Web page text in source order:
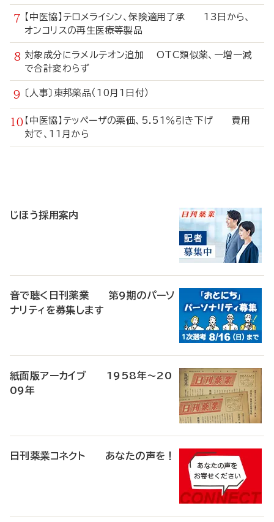
【中医協】テロメライシン、保険適用了承 13日から、
オンコリスの再生医療等製品
対象成分にラメルテオン追加 OTC類似薬、一増一減
で合計変わらず
〔人事〕東邦薬品（10月1日付）
【中医協】テッペーザの薬価、5.51％引き下げ 費用
対で、11月から
じほう採用案内
音で聴く日刊薬業 第9期のパーソ
ナリティを募集します
紙面版アーカイブ 1958年～20
09年
日刊薬業コネクト あなたの声を！